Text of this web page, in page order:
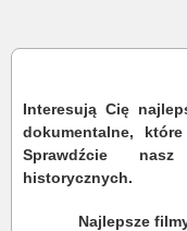
Interesują Cię
dokumentalne,
Sprawdźcie
historycznych.
Najlepsze